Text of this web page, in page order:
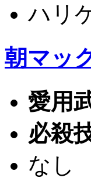
ハリ
朝マッ
愛用
必殺
なし